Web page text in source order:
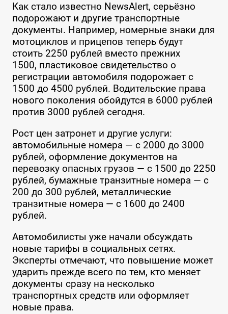
Как стало известно NewsAlert, серьёзно
подорожают и другие транспортные
документы. Например, номерные знаки для
мотоциклов и прицепов теперь будут
стоить 2250 рублей вместо прежних
1500, пластиковое свидетельство о
регистрации автомобиля подорожает с
1500 до 4500 рублей. Водительские права
нового поколения обойдутся в 6000 рублей
против 3000 рублей сегодня.
Рост цен затронет и другие услуги:
автомобильные номера — с 2000 до 3000
рублей, оформление документов на
перевозку опасных грузов — с 1500 до 2250
рублей, бумажные транзитные номера — с
200 до 300 рублей, металлические
транзитные номера — с 1600 до 2400
рублей.
Автомобилисты уже начали обсуждать
новые тарифы в социальных сетях.
Эксперты отмечают, что повышение может
ударить прежде всего по тем, кто меняет
документы сразу на несколько
транспортных средств или оформляет
новые права.